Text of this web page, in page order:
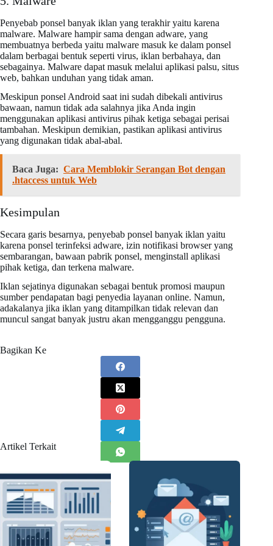
Penyebab ponsel banyak iklan yang terakhir yaitu karena
malware. Malware hampir sama dengan adware, yang
membuatnya berbeda yaitu malware masuk ke dalam ponsel
dalam berbagai bentuk seperti virus, iklan berbahaya, dan
sebagainya. Malware dapat masuk melalui aplikasi palsu, situs
web, bahkan unduhan yang tidak aman.
Meskipun ponsel Android saat ini sudah dibekali antivirus
bawaan, namun tidak ada salahnya jika Anda ingin
menggunakan aplikasi antivirus pihak ketiga sebagai perisai
tambahan. Meskipun demikian, pastikan aplikasi antivirus
yang digunakan tidak abal-abal.
Baca Juga: Cara Memblokir Serangan Bot dengan
.htaccess untuk Web
Kesimpulan
Secara garis besarnya, penyebab ponsel banyak iklan yaitu
karena ponsel terinfeksi adware, izin notifikasi browser yang
sembarangan, bawaan pabrik ponsel, menginstall aplikasi
pihak ketiga, dan terkena malware.
Iklan sejatinya digunakan sebagai bentuk promosi maupun
sumber pendapatan bagi penyedia layanan online. Namun,
adakalanya jika iklan yang ditampilkan tidak relevan dan
muncul sangat banyak justru akan mengganggu pengguna.
Bagikan Ke
Artikel Terkait